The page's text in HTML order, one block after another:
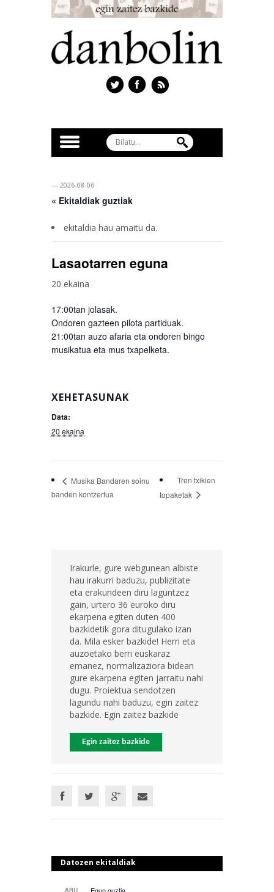
— 2026-08-06
« Ekitaldiak guztiak
ekitaldia hau amaitu da.
Lasaotarren eguna
20 ekaina
17:00tan jolasak.
Ondoren gazteen pilota partiduak.
21:00tan auzo afaria eta ondoren bingo
musikatua eta mus txapelketa.
XEHETASUNAK
Data:
20 ekaina
Musika Bandaren soinu
banden kontzertua
Tren txikien
topaketak
Irakurle, gure webgunean albiste
hau irakurri baduzu, publizitate
eta erakundeen diru laguntzez
gain, urtero 36 euroko diru
ekarpena egiten duten 400
bazkidetik gora ditugulako izan
da. Mila esker bazkide! Herri eta
auzoetako berri euskaraz
emanez, normalizaziora bidean
gure ekarpena egiten jarraitu nahi
dugu. Proiektua sendotzen
lagundu nahi baduzu, egin zaitez
bazkide. Egin zaitez bazkide
Egin zaitez bazkide
Datozen ekitaldiak